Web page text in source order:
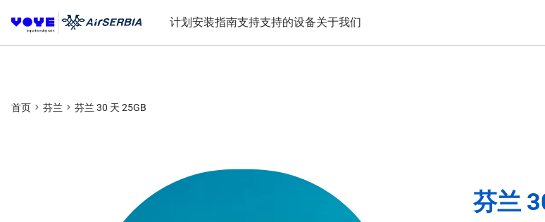
计划安装指南支持支持的设备关于我们
首页 芬兰 芬兰 30 天 25GB
芬兰